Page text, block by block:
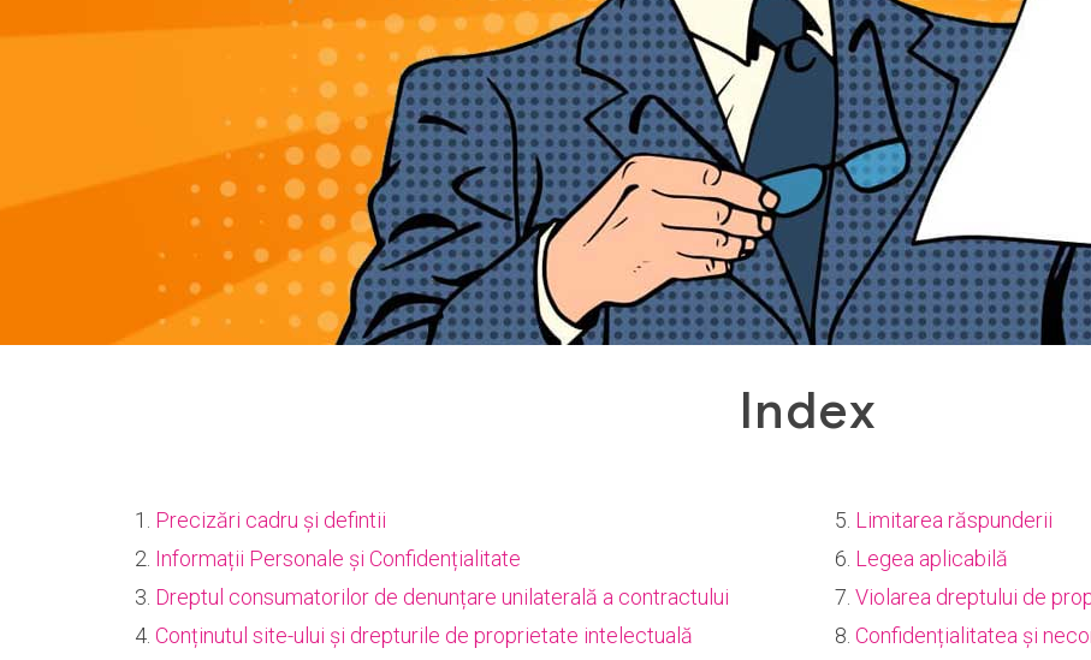
Index
1. Precizări cadru și defintii
2. Informații Personale și Confidențialitate
3. Dreptul consumatorilor de denunțare unilaterală a contractului
4. Conținutul site-ului și drepturile de proprietate intelectuală
5. Limitarea răspunderii
6. Legea aplicabilă
7.Violarea dreptului de
8.Confidențialitatea și